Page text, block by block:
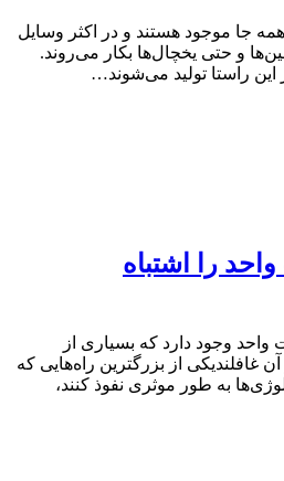
همه جا موجود هستند و در اکثر وسایل
و حتی یخچال‌ها بکار می‌روند.
راستا تولید می‌شوند…
را اشتباه
وجود دارد که بسیاری از
غافلندیکی از بزرگترین راه‌هایی که
به طور موثری نفوذ کنند،